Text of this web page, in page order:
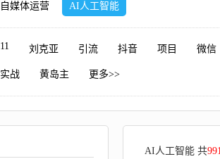
自媒体运营 AI人工智能
11 刘克亚 引流 抖音 项目 微信
实战 黄岛主 更多>>
AI人工智能 共